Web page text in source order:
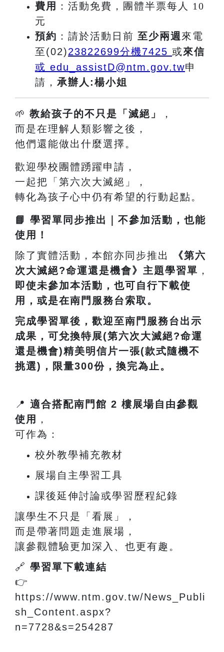
費用 ：活動免費，團體半票每人 10
元
預約 ：請於活動日前 至少兩週 來電
至(02)23822699分機7425 或來信
或 edu_assistD@ntm.gov.tw申
請 ， 承辦人:楊小姐
🌱 教給孩子的不只是「滅絕」
，
而是在理解人類影響之後，
他們還能做出什麼選擇。
歡迎學校團體踴躍申請，
一起把「第六次大滅絕」，
轉化為孩子心中仍有希望的行動起點。
📘 學習單同步推出｜不參加活動，也能
使用！
除了實體活動，本館亦同步推出
《第六
次大滅絕?命運還是機會》主題學習單 ，
即使未參加本活動，也可自行下載使
用，或是在南門服務台索取。
完成學習單後，歡迎至南門服務台出示
成果，可兌換特展(第六次大滅絕?命運
還是機會)精美明信片一張(款式隨機不
挑選)，限量300份，換完為止。
📍 適合搭配南門館 2 樓展場自由參觀
使用
，
可作為：
校外教學補充教材
展場自主學習工具
課後延伸討論或學習歷程紀錄
讓學生不只是「看展」，
而是帶著問題走進展場，
讓參觀體驗更加深入、也更有趣。
🔗 學習單下載連結
👉
https://www.ntm.gov.tw/News_Publi
sh_Content.aspx?
n=7728&s=254287